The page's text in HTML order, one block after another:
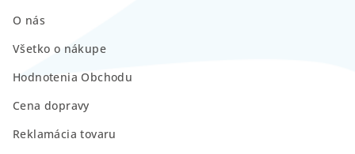
O nás
Všetko o nákupe
Hodnotenia Obchodu
Cena dopravy
Reklamácia tovaru